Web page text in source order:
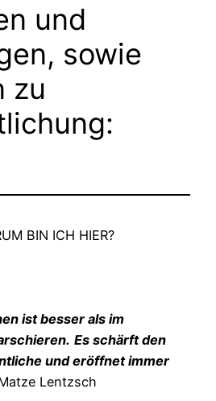
und
sowie
zu
BIN ICH HIER?
ist besser als im
Es schärft den
und eröffnet immer
Lentzsch